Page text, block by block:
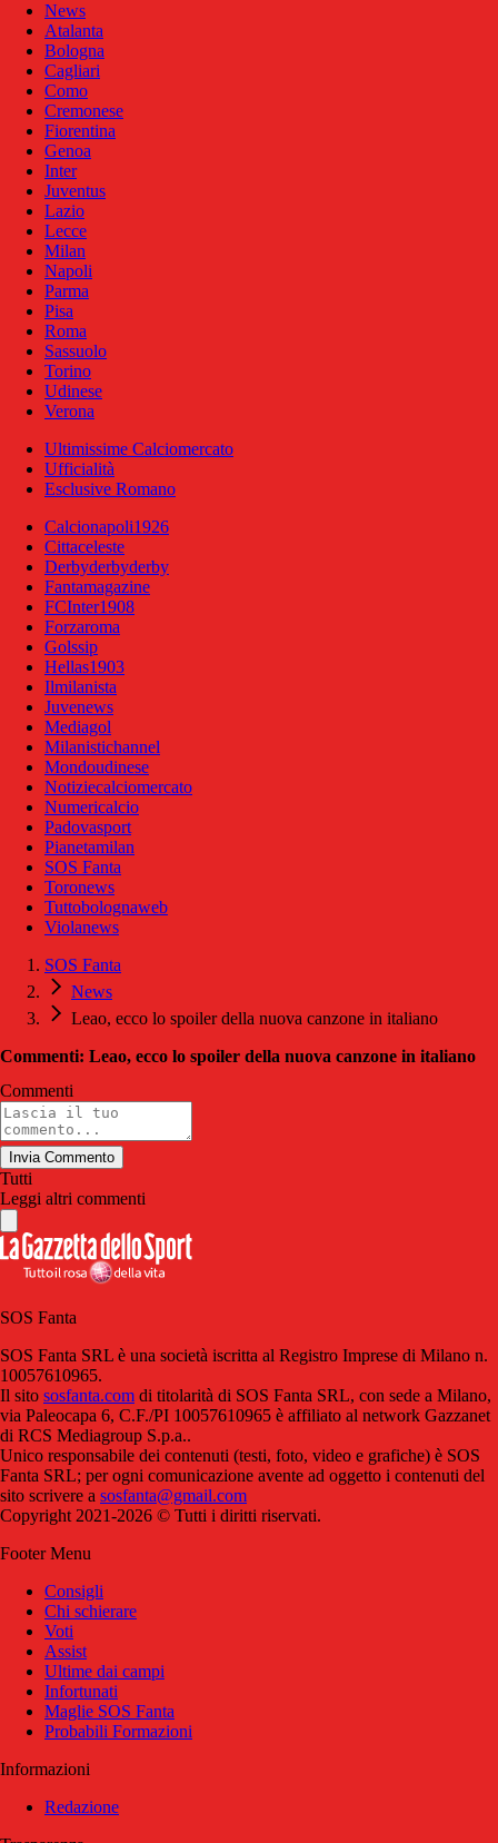
News
Atalanta
Bologna
Cagliari
Como
Cremonese
Fiorentina
Genoa
Inter
Juventus
Lazio
Lecce
Milan
Napoli
Parma
Pisa
Roma
Sassuolo
Torino
Udinese
Verona
Ultimissime Calciomercato
Ufficialità
Esclusive Romano
Calcionapoli1926
Cittaceleste
Derbyderbyderby
Fantamagazine
FCInter1908
Forzaroma
Golssip
Hellas1903
Ilmilanista
Juvenews
Mediagol
Milanistichannel
Mondoudinese
Notiziecalciomercato
Numericalcio
Padovasport
Pianetamilan
SOS Fanta
Toronews
Tuttobolognaweb
Violanews
SOS Fanta
News
Leao, ecco lo spoiler della nuova canzone in italiano
Commenti: Leao, ecco lo spoiler della nuova canzone in italiano
Commenti
Invia Commento
Tutti
Leggi altri commenti
SOS Fanta
SOS Fanta SRL è una società iscritta al Registro Imprese di Milano n.
10057610965.
Il sito sosfanta.com di titolarità di SOS Fanta SRL, con sede a Milano,
via Paleocapa 6, C.F./PI 10057610965 è affiliato al network Gazzanet
di RCS Mediagroup S.p.a..
Unico responsabile dei contenuti (testi, foto, video e grafiche) è SOS
Fanta SRL; per ogni comunicazione avente ad oggetto i contenuti del
sito scrivere a sosfanta@gmail.com
Copyright 2021-2026 © Tutti i diritti riservati.
Footer Menu
Consigli
Chi schierare
Voti
Assist
Ultime dai campi
Infortunati
Maglie SOS Fanta
Probabili Formazioni
Informazioni
Redazione